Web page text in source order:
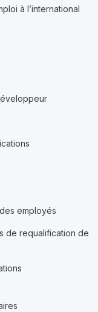
à l’international
employés
de requalification de